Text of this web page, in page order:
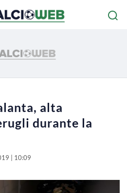
alta
durante la
| 10:09